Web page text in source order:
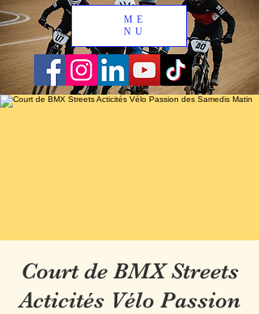
ME
NU
Court de BMX Streets
Acticités Vélo Passion